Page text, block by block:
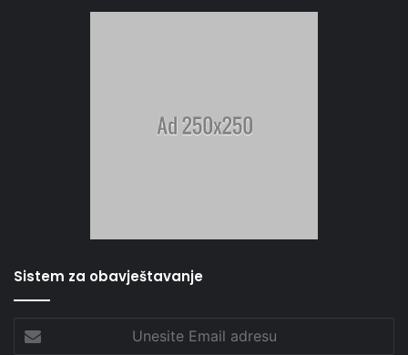
Sistem za obavještavanje
Email